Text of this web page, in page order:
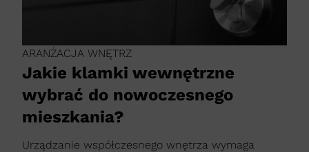
ARANŻACJA WNĘTRZ
Jakie klamki wewnętrzne
wybrać do nowoczesnego
mieszkania?
Urządzanie współczesnego wnętrza wymaga